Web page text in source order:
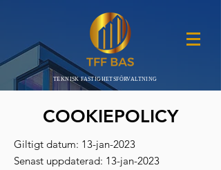
TEKNISK FASTIGHETSFÖRVALTNING
COOKIEPOLICY
Giltigt datum: 13-jan-2023
Senast uppdaterad: 13-jan-2023